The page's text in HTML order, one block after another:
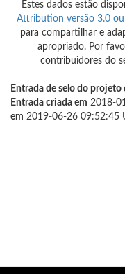
Estes dados estão
Attribution versão 3.0
para compartilhar e
apropriado. Por
contribuidores do
Entrada de selo do
Entrada criada em 2018-
em 2019-06-26 09:52:45